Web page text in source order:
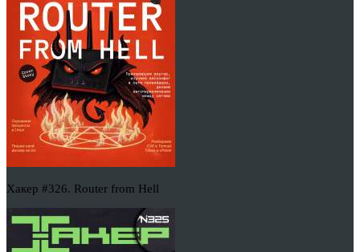
Хакер #326. Router from Hell